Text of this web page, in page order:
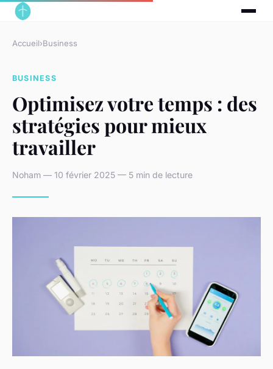
Accueil›Business
BUSINESS
Optimisez votre temps : des
stratégies pour mieux
travailler
Noham — 10 février 2025 — 5 min de lecture